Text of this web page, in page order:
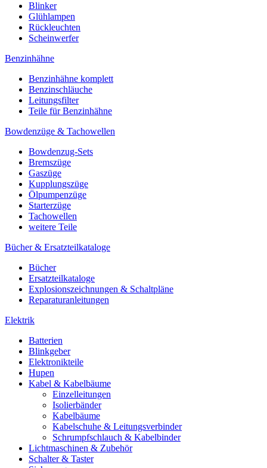
Blinker
Glühlampen
Rückleuchten
Scheinwerfer
Benzinhähne
Benzinhähne komplett
Benzinschläuche
Leitungsfilter
Teile für Benzinhähne
Bowdenzüge & Tachowellen
Bowdenzug-Sets
Bremszüge
Gaszüge
Kupplungszüge
Ölpumpenzüge
Starterzüge
Tachowellen
weitere Teile
Bücher & Ersatzteilkataloge
Bücher
Ersatzteilkataloge
Explosionszeichnungen & Schaltpläne
Reparaturanleitungen
Elektrik
Batterien
Blinkgeber
Elektronikteile
Hupen
Kabel & Kabelbäume
Einzelleitungen
Isolierbänder
Kabelbäume
Kabelschuhe & Leitungsverbinder
Schrumpfschlauch & Kabelbinder
Lichtmaschinen & Zubehör
Schalter & Taster